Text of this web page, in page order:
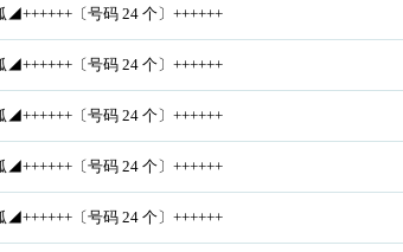
〔号码 24 个〕++++++
〔号码 24 个〕++++++
〔号码 24 个〕++++++
〔号码 24 个〕++++++
〔号码 24 个〕++++++